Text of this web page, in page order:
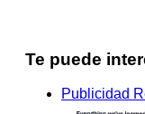
Te puede
Publicidad